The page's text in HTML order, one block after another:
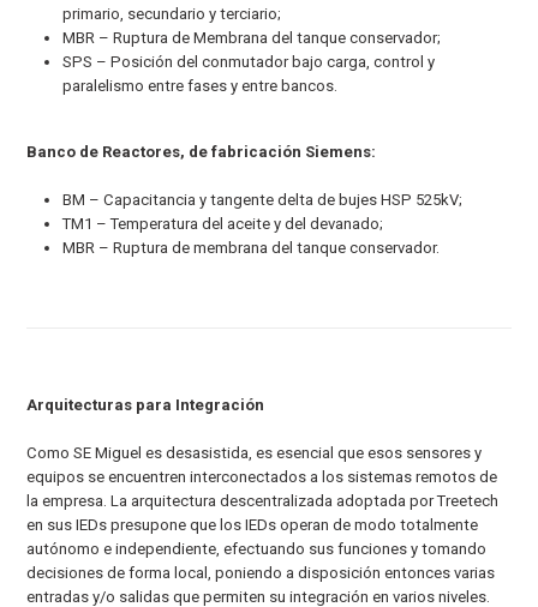
primario, secundario y terciario;
MBR – Ruptura de Membrana del tanque conservador;
SPS – Posición del conmutador bajo carga, control y
paralelismo entre fases y entre bancos.
Banco de Reactores, de fabricación Siemens:
BM – Capacitancia y tangente delta de bujes HSP 525kV;
TM1 – Temperatura del aceite y del devanado;
MBR – Ruptura de membrana del tanque conservador.
Arquitecturas para Integración
Como SE Miguel es desasistida, es esencial que esos sensores y
equipos se encuentren interconectados a los sistemas remotos de
la empresa. La arquitectura descentralizada adoptada por Treetech
en sus IEDs presupone que los IEDs operan de modo totalmente
autónomo e independiente, efectuando sus funciones y tomando
decisiones de forma local, poniendo a disposición entonces varias
entradas y/o salidas que permiten su integración en varios niveles.